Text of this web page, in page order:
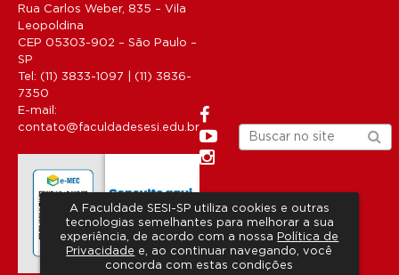
Rua Carlos Weber, 835 – Vila
Leopoldina
CEP 05303-902 – São Paulo –
SP
Tel: (11) 3833-1097 | (11) 3836-
7350
E-mail:
contato@faculdadesesi.edu.br
A Faculdade SESI-SP utiliza cookies e outras
tecnologias semelhantes para melhorar a sua
experiência, de acordo com a nossa Política de
Privacidade e, ao continuar navegando, você
concorda com estas condições